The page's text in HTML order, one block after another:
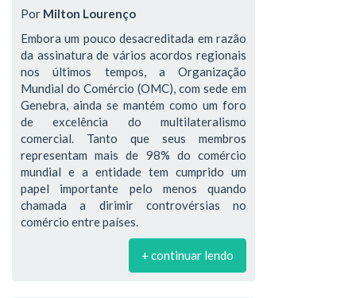
Por Milton Lourenço
Embora um pouco desacreditada em razão
da assinatura de vários acordos regionais
nos últimos tempos, a Organização
Mundial do Comércio (OMC), com sede em
Genebra, ainda se mantém como um foro
de excelência do multilateralismo
comercial. Tanto que seus membros
representam mais de 98% do comércio
mundial e a entidade tem cumprido um
papel importante pelo menos quando
chamada a dirimir controvérsias no
comércio entre países.
+ continuar lendo